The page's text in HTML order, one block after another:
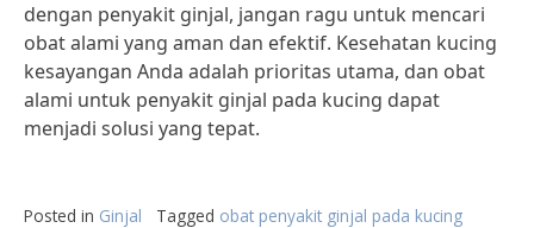
dengan penyakit ginjal, jangan ragu untuk mencari
obat alami yang aman dan efektif. Kesehatan kucing
kesayangan Anda adalah prioritas utama, dan obat
alami untuk penyakit ginjal pada kucing dapat
menjadi solusi yang tepat.
Posted in Ginjal Tagged obat penyakit ginjal pada kucing